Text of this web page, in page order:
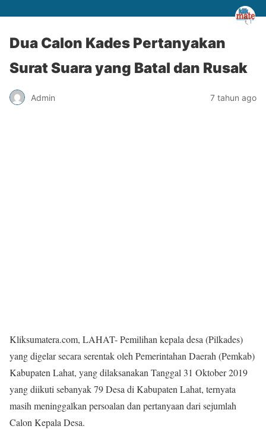
Dua Calon Kades Pertanyakan
Surat Suara yang Batal dan Rusak
Admin 7 tahun ago
Kliksumatera.com, LAHAT- Pemilihan kepala desa (Pilkades)
yang digelar secara serentak oleh Pemerintahan Daerah (Pemkab)
Kabupaten Lahat, yang dilaksanakan Tanggal 31 Oktober 2019
yang diikuti sebanyak 79 Desa di Kabupaten Lahat, ternyata
masih meninggalkan persoalan dan pertanyaan dari sejumlah
Calon Kepala Desa.